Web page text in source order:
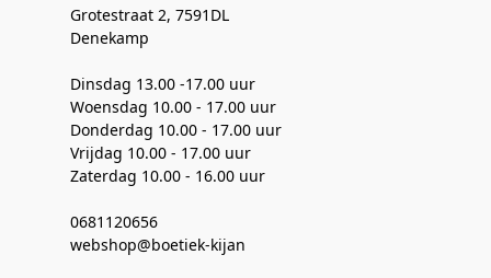
Grotestraat 2, 7591DL
Denekamp
Dinsdag 13.00 -17.00 uur
Woensdag 10.00 - 17.00 uur
Donderdag 10.00 - 17.00 uur
Vrijdag 10.00 - 17.00 uur
Zaterdag 10.00 - 16.00 uur
0681120656
webshop@boetiek-kijan